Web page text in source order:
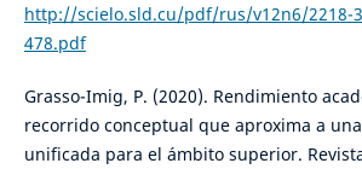
http://scielo.sld.cu/pdf/rus/v12n6/2218-
478.pdf
Grasso-Imig, P. (2020). Rendimiento
recorrido conceptual que aproxima a
unificada para el ámbito superior.